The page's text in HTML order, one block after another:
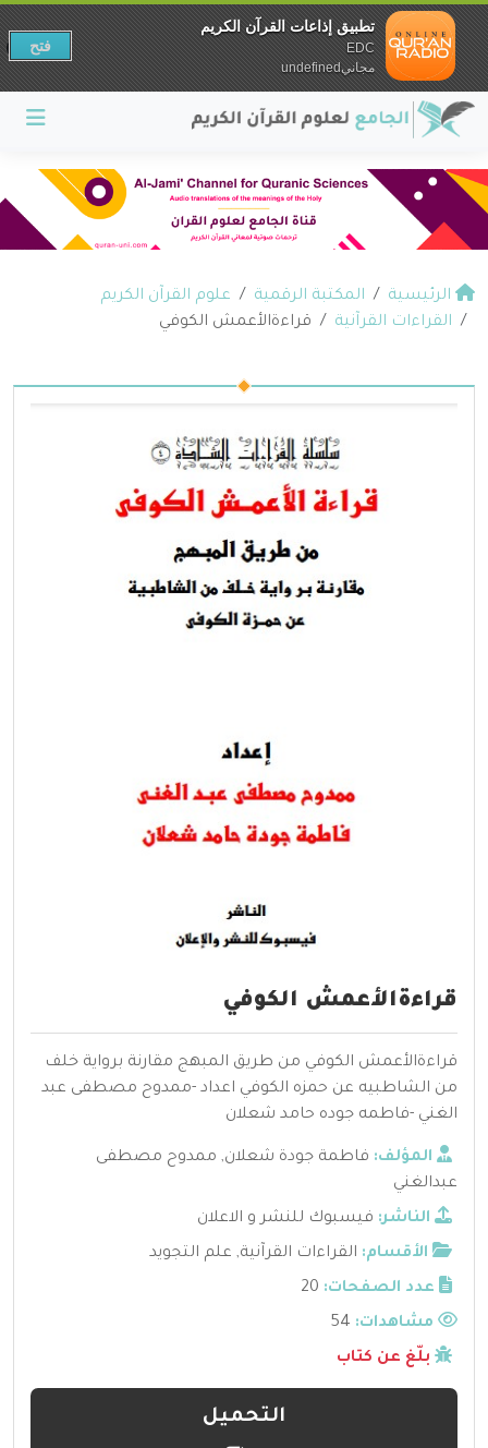
الرئيسية المكتبة الرقمية
علوم القرآن الكريم
القراءات القرآنية
قراءةالأعمش الكوفي
قراءةالأعمش الكوفي
قراءةالأعمش الكوفي من طريق المبهج مقارنة برواية خلف
من الشاطبيه عن حمزه الكوفي اعداد -ممدوح مصطفى عبد
الغني -فاطمه جوده حامد شعلان
المؤلف: فاطمة جودة شعلان, ممدوح مصطفى
عبدالغني
الناشر: فيسبوك للنشر و الاعلان
الأقسام: القراءات القرآنية, علم التجويد
عدد الصفحات: 20
مشاهدات:
بلّغ عن كتاب
التحميل
تطبيق إذاعات القرآن الكريم
EDC
مجانيundefined
فتح